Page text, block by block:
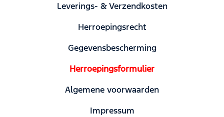
Leverings- & Verzendkosten
Herroepingsrecht
Gegevensbescherming
Herroepingsformulier
Algemene voorwaarden
Impressum